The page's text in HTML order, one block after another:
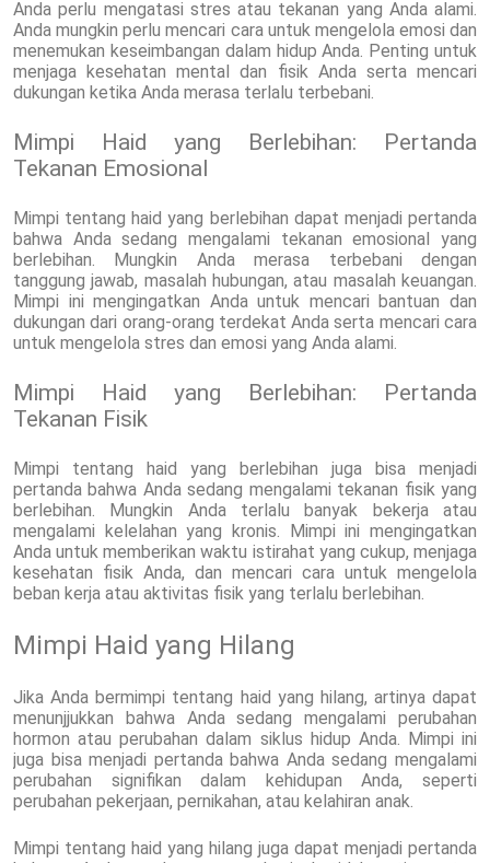
Anda perlu mengatasi stres atau tekanan yang Anda alami.
Anda mungkin perlu mencari cara untuk mengelola emosi dan
menemukan keseimbangan dalam hidup Anda. Penting untuk
menjaga kesehatan mental dan fisik Anda serta mencari
dukungan ketika Anda merasa terlalu terbebani.
Mimpi Haid yang Berlebihan: Pertanda
Tekanan Emosional
Mimpi tentang haid yang berlebihan dapat menjadi pertanda
bahwa Anda sedang mengalami tekanan emosional yang
berlebihan. Mungkin Anda merasa terbebani dengan
tanggung jawab, masalah hubungan, atau masalah keuangan.
Mimpi ini mengingatkan Anda untuk mencari bantuan dan
dukungan dari orang-orang terdekat Anda serta mencari cara
untuk mengelola stres dan emosi yang Anda alami.
Mimpi Haid yang Berlebihan: Pertanda
Tekanan Fisik
Mimpi tentang haid yang berlebihan juga bisa menjadi
pertanda bahwa Anda sedang mengalami tekanan fisik yang
berlebihan. Mungkin Anda terlalu banyak bekerja atau
mengalami kelelahan yang kronis. Mimpi ini mengingatkan
Anda untuk memberikan waktu istirahat yang cukup, menjaga
kesehatan fisik Anda, dan mencari cara untuk mengelola
beban kerja atau aktivitas fisik yang terlalu berlebihan.
Mimpi Haid yang Hilang
Jika Anda bermimpi tentang haid yang hilang, artinya dapat
menunjjukkan bahwa Anda sedang mengalami perubahan
hormon atau perubahan dalam siklus hidup Anda. Mimpi ini
juga bisa menjadi pertanda bahwa Anda sedang mengalami
perubahan signifikan dalam kehidupan Anda, seperti
perubahan pekerjaan, pernikahan, atau kelahiran anak.
Mimpi tentang haid yang hilang juga dapat menjadi pertanda